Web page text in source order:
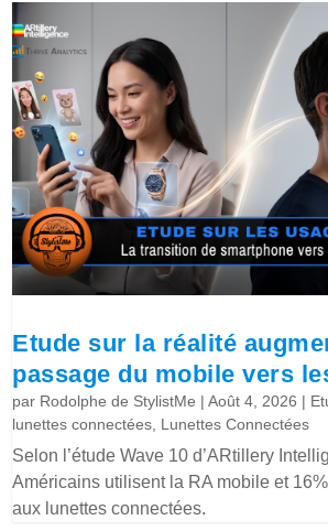
Etude sur la réalité
passage du mobile vers
par Rodolphe de StylistMe |Août 4, 2026 |
lunettes connectées Lunettes Connectées
Selon l’étude Wave 10 d’ARtillery
Américains utilisent la RA mobile et
aux lunettes connectées.